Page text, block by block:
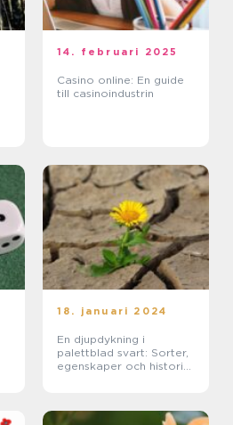
14. februari 2025
Casino online: En guide
till casinoindustrin
18. januari 2024
En djupdykning i
palettblad svart: Sorter,
egenskaper och historisk